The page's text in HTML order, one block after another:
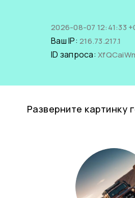
2026-08-07 12:41:33
Ваш IP: 216.73.217.1
ID запроса:
Разверните картинку